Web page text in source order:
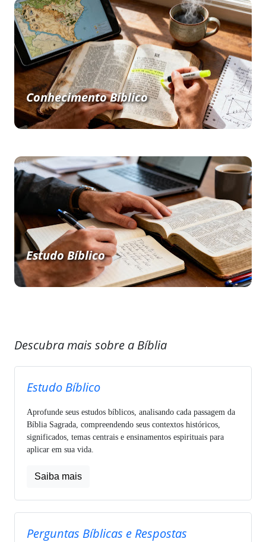
Conhecimento Bíblico
Estudo Bíblico
Descubra mais sobre a Bíblia
Estudo Bíblico
Aprofunde seus estudos bíblicos, analisando cada passagem da
Bíblia Sagrada, compreendendo seus contextos históricos,
significados, temas centrais e ensinamentos espirituais para
aplicar em sua vida.
Saiba mais
Perguntas Bíblicas e Respostas